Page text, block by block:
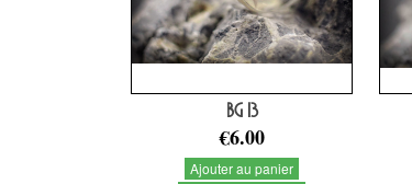
BG 13
€6.00
Ajouter au panier